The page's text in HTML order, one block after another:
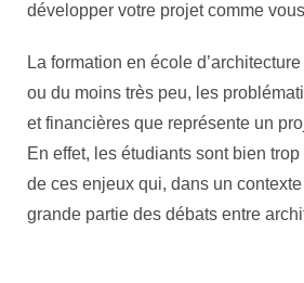
développer votre projet comme
La formation en école
ou du moins très peu, les
et financières que représente un
En effet, les étudiants sont bien
de ces enjeux qui, dans un
grande partie des débats entre